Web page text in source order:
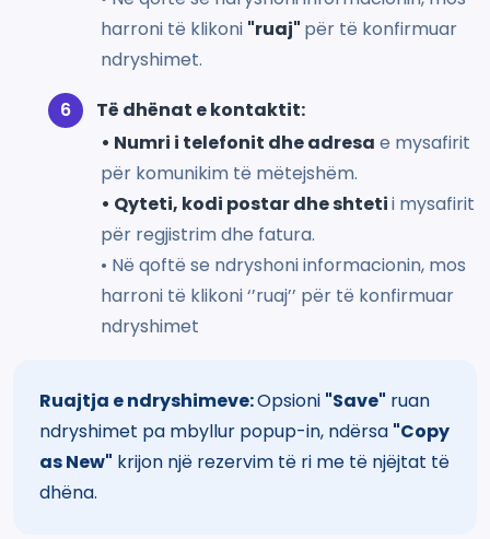
harroni të klikoni "ruaj" për të konfirmuar
ndryshimet.
Të dhënat e kontaktit:
• Numri i telefonit dhe adresa e mysafirit
për komunikim të mëtejshëm.
• Qyteti, kodi postar dhe shtetii mysafirit
për regjistrim dhe fatura.
• Në qoftë se ndryshoni informacionin, mos
harroni të klikoni ‘’ruaj’’ për të konfirmuar
ndryshimet
Ruajtja e ndryshimeve:Opsioni "Save" ruan
ndryshimet pa mbyllur popup-in, ndërsa "Copy
as New" krijon një rezervim të ri me të njëjtat të
dhëna.